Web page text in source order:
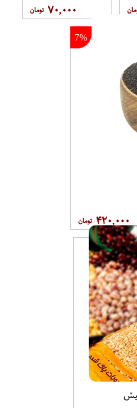
۷۰,۰۰۰
7%
۴۲۰,۰۰۰